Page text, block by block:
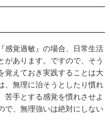
感覚過敏』の場合、日常生活
があります。ですので、そう
覚えておき実践することは大
、無理に治そうとしたり慣れ
苦手とする感覚を慣れさせよ
で、無理強いは絶対にしない